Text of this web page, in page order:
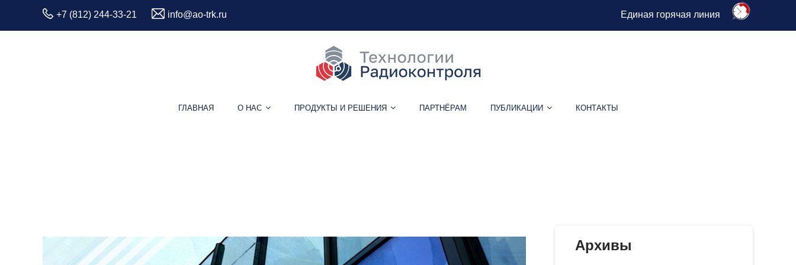
+7 (812) 244-33-21 info@ao-trk.ru Единая горячая линия
ГЛАВНАЯ О НАС ПРОДУКТЫ И РЕШЕНИЯ ПАРТНЁРАМ ПУБЛИКАЦИИ КОНТАКТЫ
Архивы